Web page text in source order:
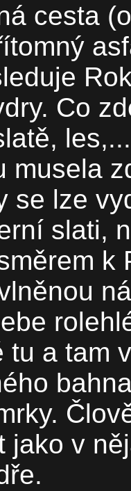
cesta
Co
musela
se lze
slati,
k
tu a tam
jako v